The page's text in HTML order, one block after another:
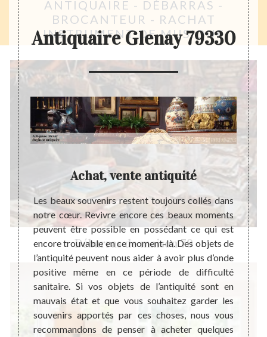
ANTIQUAIRE - DÉBARRAS -
BROCANTEUR - RACHAT
INSTRUMENT DE MUSIQUE
Débarras de maison 79
Antiquaire Glenay 79330
le
est
de
soit
de
de
Achat, vente antiquité
Les beaux souvenirs restent toujours collés dans
notre cœur. Revivre encore ces beaux moments
peuvent être possible en possédant ce qui est
encore trouvable en ce moment-là. Des objets de
l’antiquité peuvent nous aider à avoir plus d’onde
positive même en ce période de difficulté
sanitaire. Si vos objets de l’antiquité sont en
mauvais état et que vous souhaitez garder les
souvenirs apportés par ces choses, nous vous
recommandons de penser à acheter quelques
Un
que
que
de
pour